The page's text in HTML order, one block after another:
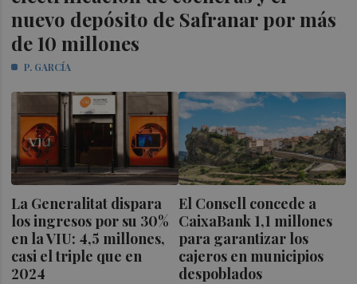
nuevo depósito de Safranar por más
de 10 millones
P. GARCÍA
La Generalitat dispara
los ingresos por su 30%
en la VIU: 4,5 millones,
casi el triple que en
2024
El Consell concede a
CaixaBank 1,1 millones
para garantizar los
cajeros en municipios
despoblados